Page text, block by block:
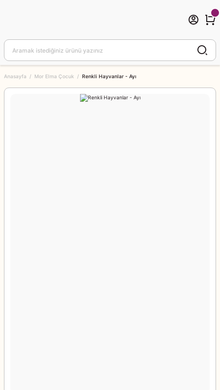
Anasayfa Mor Elma Çocuk Renkli Hayvanlar - Ayı